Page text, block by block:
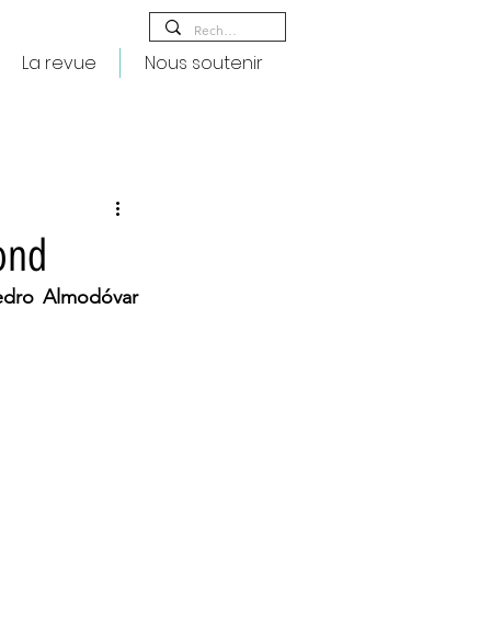
La revue Nous soutenir
Almodóvar